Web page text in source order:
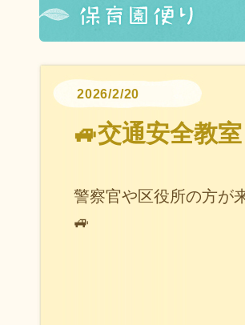
2026/2/20
🚙交通安全教
警察官や区役所の方が
🚙